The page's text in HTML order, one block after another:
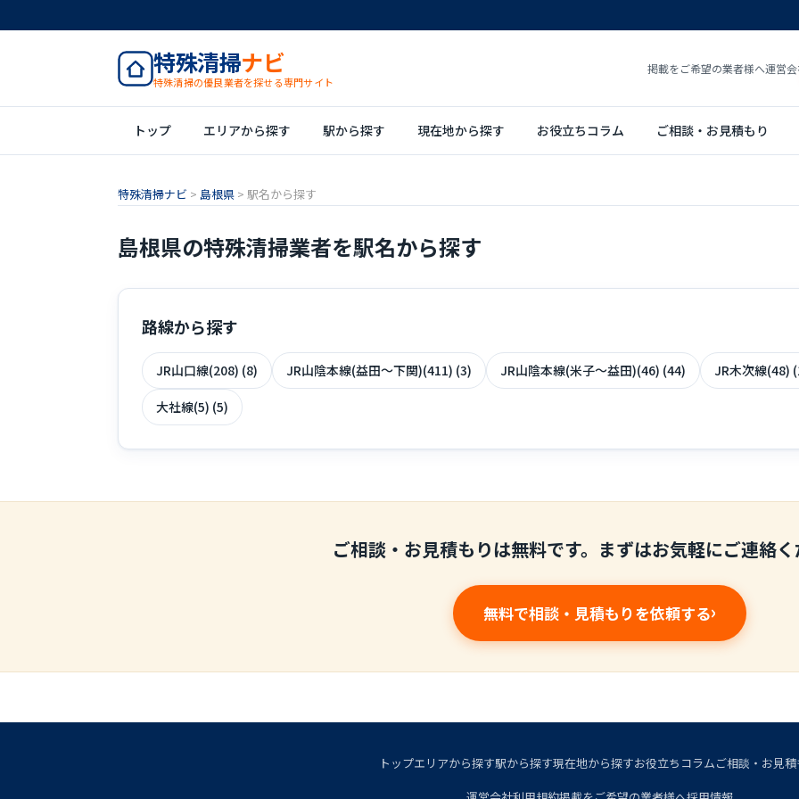
特殊清掃ナビ
特殊清掃の優良業者を探せる専門サイト
掲載をご希望の業者様へ運営
トップ エリアから探す 駅から探す 現在地から探す お役立ちコラム ご相談・お見積もり
特殊清掃ナビ > 島根県 > 駅名から探す
島根県の特殊清掃業者を駅名から探す
路線から探す
JR山口線(208) (8) JR山陰本線(益田～下関)(411) (3) JR山陰本線(米子～益田)(46) (44) JR木次線(48)
大社線(5) (5)
ご相談・お見積もりは無料です。まずはお気軽にご連絡く
無料で相談・見積もりを依頼する
トップエリアから探す駅から探す現在地から探すお役立ちコラムご相談・お見積